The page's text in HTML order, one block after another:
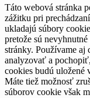
Táto webová stránka
zážitku pri
ukladajú súbory
pretože sú
stránky. Používame aj
analyzovať a
cookies budú uložené
Máte tiež možnosť
súborov cookie však